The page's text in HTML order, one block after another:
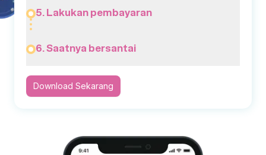
5. Lakukan pembayaran
6. Saatnya bersantai
Download Sekarang